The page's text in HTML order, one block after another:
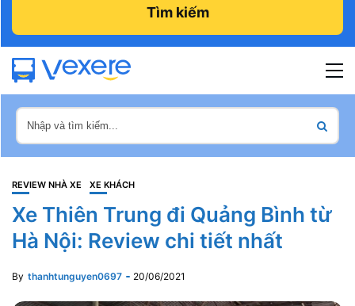
Tìm kiếm
REVIEW NHÀ XE XE KHÁCH
Xe Thiên Trung đi Quảng Bình từ
Hà Nội: Review chi tiết nhất
By thanhtunguyen0697 20/06/2021